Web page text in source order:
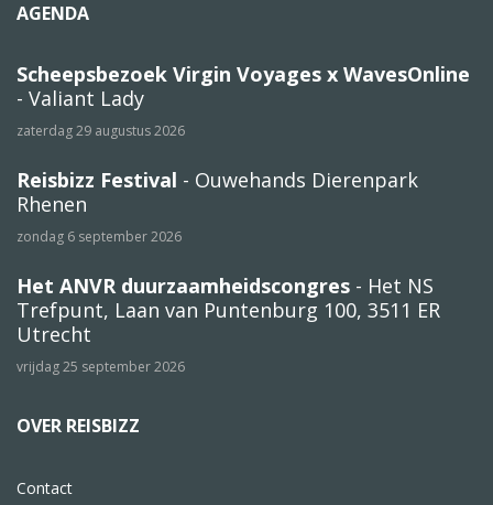
AGENDA
Scheepsbezoek Virgin Voyages x WavesOnline
- Valiant Lady
zaterdag 29 augustus 2026
Reisbizz Festival - Ouwehands Dierenpark
Rhenen
zondag 6 september 2026
Het ANVR duurzaamheidscongres - Het NS
Trefpunt, Laan van Puntenburg 100, 3511 ER
Utrecht
vrijdag 25 september 2026
OVER REISBIZZ
Contact